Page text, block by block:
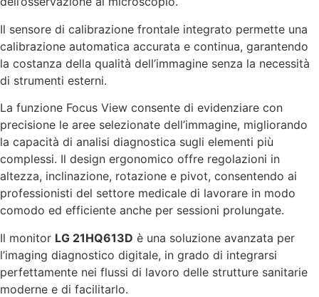
Il sensore di calibrazione frontale integrato permette una
calibrazione automatica accurata e continua, garantendo
la costanza della qualità dell’immagine senza la necessità
di strumenti esterni.
La funzione Focus View consente di evidenziare con
precisione le aree selezionate dell’immagine, migliorando
la capacità di analisi diagnostica sugli elementi più
complessi. Il design ergonomico offre regolazioni in
altezza, inclinazione, rotazione e pivot, consentendo ai
professionisti del settore medicale di lavorare in modo
comodo ed efficiente anche per sessioni prolungate.
Il monitor LG 21HQ613D è una soluzione avanzata per
l’imaging diagnostico digitale, in grado di integrarsi
perfettamente nei flussi di lavoro delle strutture sanitarie
moderne e di facilitarlo.